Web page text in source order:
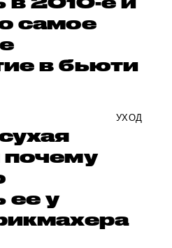
самое
в бьюти
УХОД
почему
ее у